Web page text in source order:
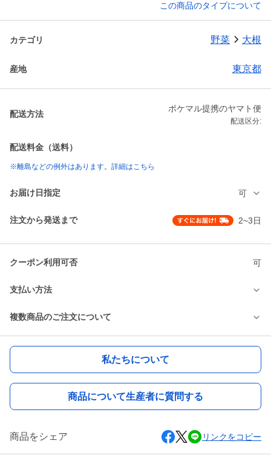
この商品のタイプについて
カテゴリ 野菜 大根
産地 東京都
配送方法
ポケマル提携のヤマト便
配送区分:
配送料金（送料）
※離島などの例外はあります。詳細はこちら
お届け日指定 可
注文から発送まで 2~3日
クーポン利用可否 可
支払い方法
複数商品のご注文について
私たちについて
商品について生産者に質問する
商品をシェア リンクをコピー